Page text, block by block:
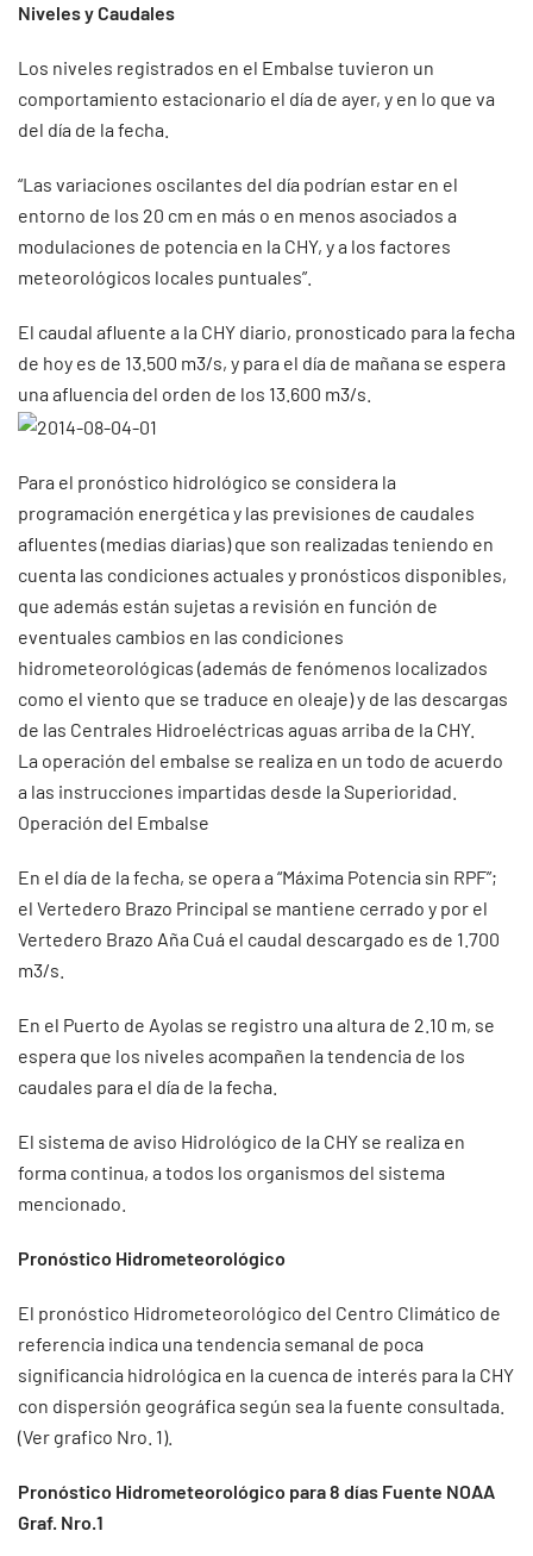
Niveles y Caudales
Los niveles registrados en el Embalse tuvieron un
comportamiento estacionario el día de ayer, y en lo que va
del día de la fecha.
“Las variaciones oscilantes del día podrían estar en el
entorno de los 20 cm en más o en menos asociados a
modulaciones de potencia en la CHY, y a los factores
meteorológicos locales puntuales”.
El caudal afluente a la CHY diario, pronosticado para la fecha
de hoy es de 13.500 m3/s, y para el día de mañana se espera
una afluencia del orden de los 13.600 m3/s.
Para el pronóstico hidrológico se considera la
programación energética y las previsiones de caudales
afluentes (medias diarias) que son realizadas teniendo en
cuenta las condiciones actuales y pronósticos disponibles,
que además están sujetas a revisión en función de
eventuales cambios en las condiciones
hidrometeorológicas (además de fenómenos localizados
como el viento que se traduce en oleaje) y de las descargas
de las Centrales Hidroeléctricas aguas arriba de la CHY.
La operación del embalse se realiza en un todo de acuerdo
a las instrucciones impartidas desde la Superioridad.
Operación del Embalse
En el día de la fecha, se opera a “Máxima Potencia sin RPF”;
el Vertedero Brazo Principal se mantiene cerrado y por el
Vertedero Brazo Aña Cuá el caudal descargado es de 1.700
m3/s.
En el Puerto de Ayolas se registro una altura de 2.10 m, se
espera que los niveles acompañen la tendencia de los
caudales para el día de la fecha.
El sistema de aviso Hidrológico de la CHY se realiza en
forma continua, a todos los organismos del sistema
mencionado.
Pronóstico Hidrometeorológico
El pronóstico Hidrometeorológico del Centro Climático de
referencia indica una tendencia semanal de poca
significancia hidrológica en la cuenca de interés para la CHY
con dispersión geográfica según sea la fuente consultada.
(Ver grafico Nro. 1).
Pronóstico Hidrometeorológico para 8 días Fuente NOAA
Graf. Nro.1